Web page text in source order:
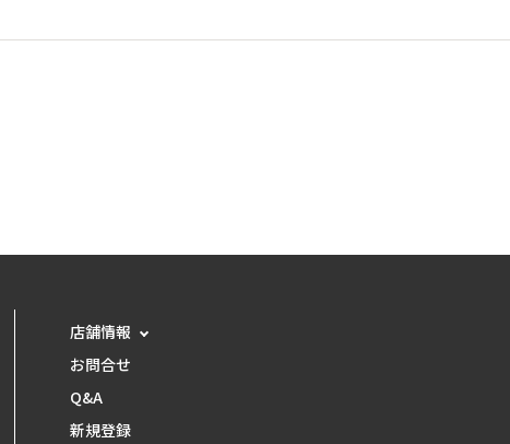
店舗情報
お問合せ
Q&A
新規登録